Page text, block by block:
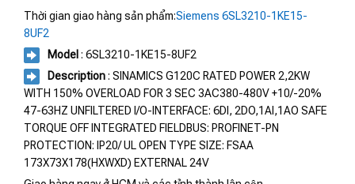
Thời gian giao hàng sản phẩm:Siemens 6SL3210-1KE15-
8UF2
Model: 6SL3210-1KE15-8UF2
Description: SINAMICS G120C RATED POWER 2,2KW
WITH 150% OVERLOAD FOR 3 SEC 3AC380-480V +10/-20%
47-63HZ UNFILTERED I/O-INTERFACE: 6DI, 2DO,1AI,1AO SAFE
TORQUE OFF INTEGRATED FIELDBUS: PROFINET-PN
PROTECTION: IP20/ UL OPEN TYPE SIZE: FSAA
173X73X178(HXWXD) EXTERNAL 24V